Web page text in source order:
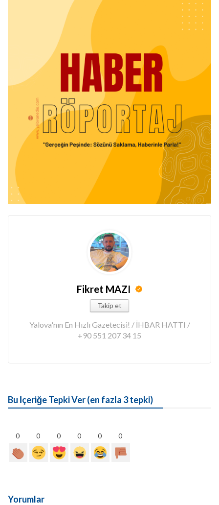
Fikret MAZI
Takip et
Yalova'nın En Hızlı Gazetecisi! / İHBAR HATTI /
+90 551 207 34 15
Bu İçeriğe Tepki Ver (en fazla 3 tepki)
0 0 0 0 0 0
Yorumlar